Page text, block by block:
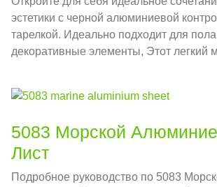
эстетики с черной алюминиевой
тарелкой. Идеально подходит для
декоративные элементы, Этот легкий
5083 Морской
Лист
Подробное руководство по 5083